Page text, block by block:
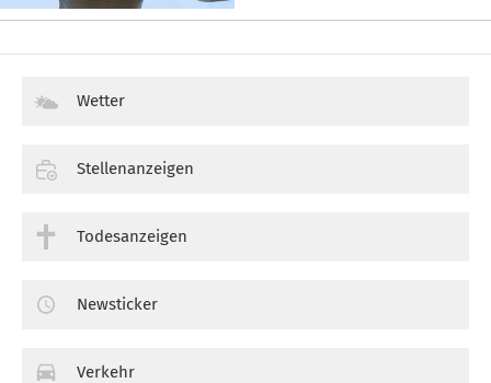
Wetter
Stellenanzeigen
Todesanzeigen
Newsticker
Verkehr